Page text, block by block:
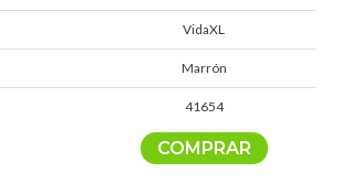
VidaXL
Marrón
41654
COMPRAR